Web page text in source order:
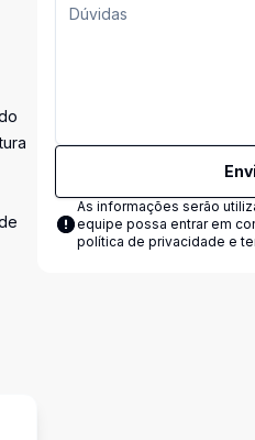
As informações serão
equipe possa entrar em
política de privacidade e